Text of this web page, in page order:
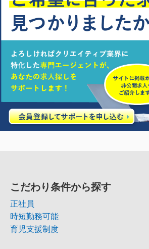
こだわり条件から探す
正社員
時短勤務可能
育児支援制度